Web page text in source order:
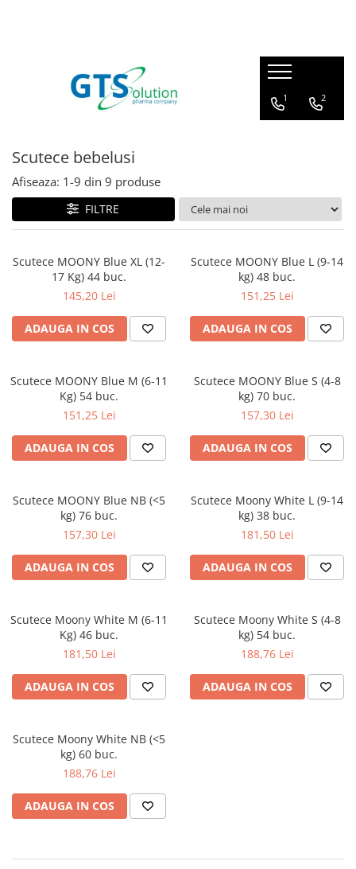
Seturi ingrijire
Protectie solara
Serum pentru fata
Creme de ochi
Creme de fata
Ingrijire corp - fermitate
Masti pentru fata
Cosmetice barbati
Articulatii, oase, muschi
Imunitate, raceala si gripa
Sanatatea familiei
Calitatea vietii
1 2
Scutece bebelusi
Afiseaza: 1-9 din 9 produse
FILTRE
Scutece MOONY Blue XL (12-
17 Kg) 44 buc.
145,20 Lei
ADAUGA IN COS
Scutece MOONY Blue L (9-14
kg) 48 buc.
151,25 Lei
ADAUGA IN COS
Scutece MOONY Blue M (6-11
Kg) 54 buc.
151,25 Lei
ADAUGA IN COS
Scutece MOONY Blue S (4-8
kg) 70 buc.
157,30 Lei
ADAUGA IN COS
Scutece MOONY Blue NB (<5
kg) 76 buc.
157,30 Lei
ADAUGA IN COS
Scutece Moony White L (9-14
kg) 38 buc.
181,50 Lei
ADAUGA IN COS
Scutece Moony White M (6-11
Kg) 46 buc.
181,50 Lei
ADAUGA IN COS
Scutece Moony White S (4-8
kg) 54 buc.
188,76 Lei
ADAUGA IN COS
Scutece Moony White NB (<5
kg) 60 buc.
188,76 Lei
ADAUGA IN COS